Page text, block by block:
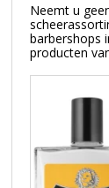
Neemt u
barbershops
producten